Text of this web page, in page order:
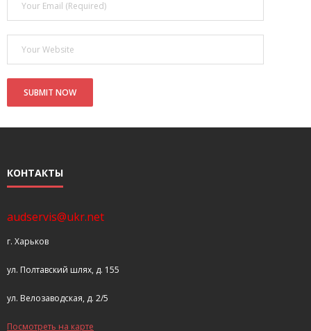
- Покупка усилителя после апгрейда. Случай с Амфитоном
- Конфигурирование и настройка акустических систем для
концертных залов
- Улучшаем звучание — подготовка помещения для
прослушивания музыки.
Контакты
КОНТАКТЫ
audservis@ukr.net
г. Харьков
ул. Полтавский шлях, д. 155
ул. Велозаводская, д. 2/5
Посмотреть на карте